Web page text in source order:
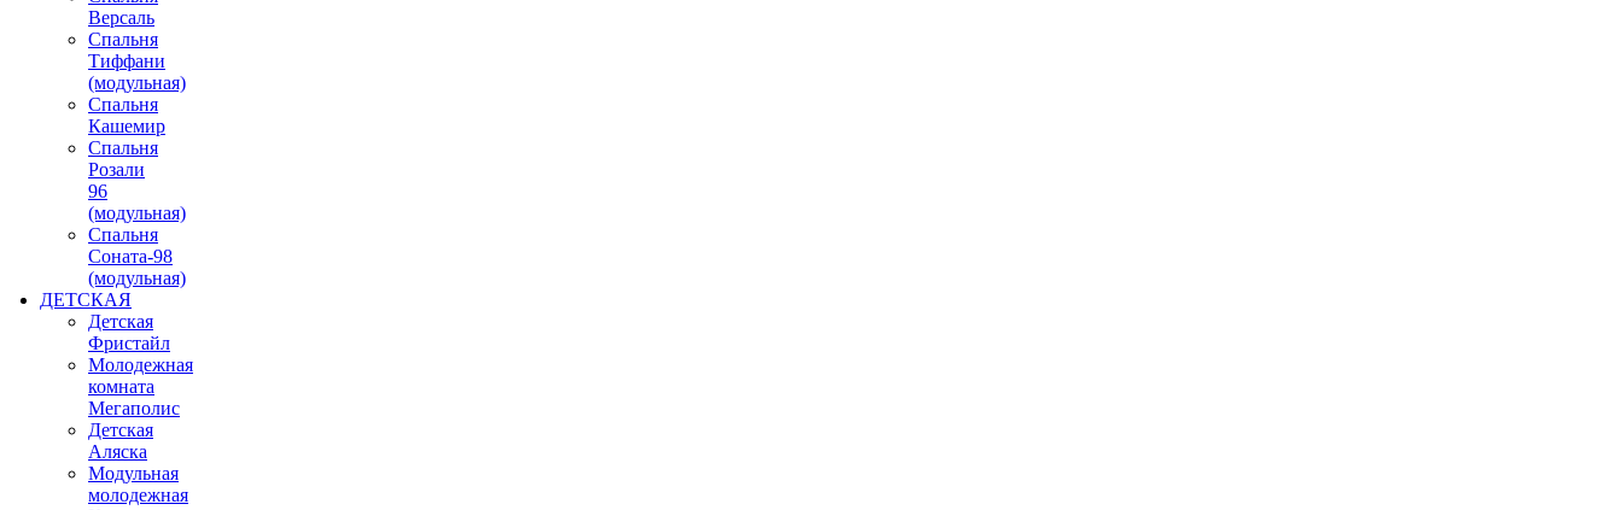
Версаль
Спальня
Тиффани
(модульная)
Спальня
Кашемир
Спальня
Розали
96
(модульная)
Спальня
Соната-98
(модульная)
ДЕТСКАЯ
Детская
Фристайл
Молодежная
комната
Мегаполис
Детская
Аляска
Модульная
молодежная